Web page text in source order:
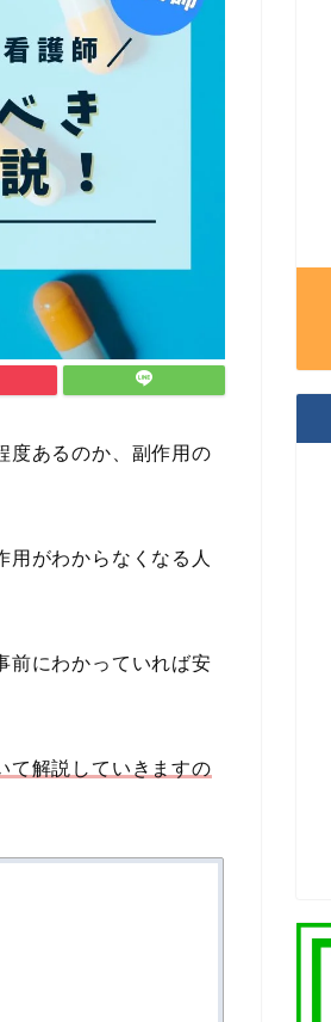
度あるのか、副作用の
用がわからなくなる人
前にわかっていれば安
て解説していきますの